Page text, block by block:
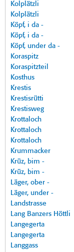
Kolplätzli
Kolplätzli
Köpf, i da -
Köpf, i da -
Köpf, under da -
Koraspitz
Koraspitzteil
Kosthus
Krestis
Krestisrütti
Krestisweg
Krottaloch
Krottaloch
Krottaloch
Krummacker
Krüz, bim -
Krüz, bim -
Läger, ober -
Läger, under -
Landstrasse
Lang Banzers Höttli
Langegerta
Langegerta
Langgass